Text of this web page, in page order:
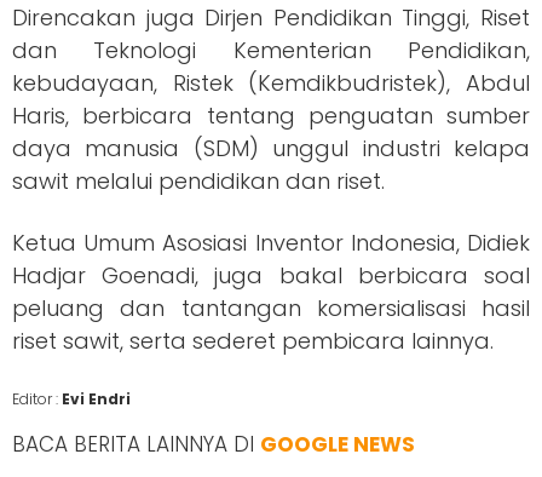
Direncakan juga Dirjen Pendidikan Tinggi, Riset
dan Teknologi Kementerian Pendidikan,
kebudayaan, Ristek (Kemdikbudristek), Abdul
Haris, berbicara tentang penguatan sumber
daya manusia (SDM) unggul industri kelapa
sawit melalui pendidikan dan riset.
Ketua Umum Asosiasi Inventor Indonesia, Didiek
Hadjar Goenadi, juga bakal berbicara soal
peluang dan tantangan komersialisasi hasil
riset sawit, serta sederet pembicara lainnya.
Editor : Evi Endri
BACA BERITA LAINNYA DI GOOGLE NEWS